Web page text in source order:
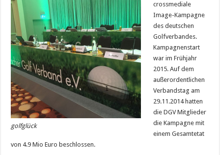
golfglück
crossmediale
Image-Kampagne
des deutschen
Golfverbandes.
Kampagnenstart
war im Frühjahr
2015. Auf dem
außerordentlichen
Verbandstag am
29.11.2014 hatten
die DGV Mitglieder
die Kampagne mit
einem Gesamtetat
von 4.9 Mio Euro beschlossen.